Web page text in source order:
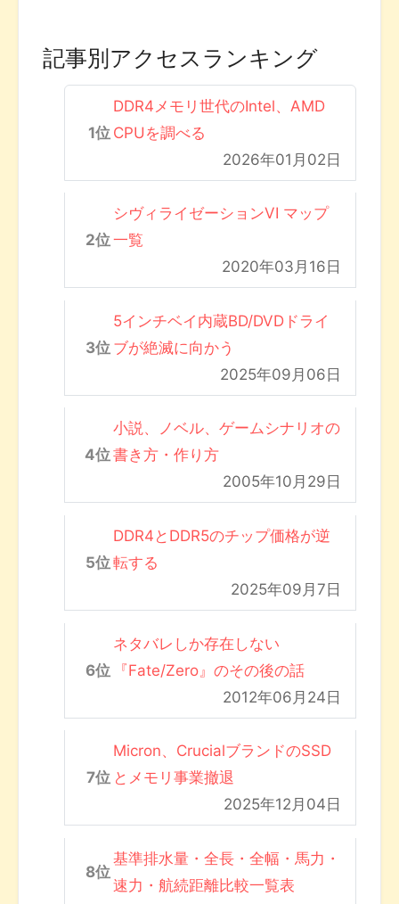
記事別アクセスランキング
DDR4メモリ世代のIntel、AMD
CPUを調べる
2026年01月02日
シヴィライゼーションVI マップ
一覧
2020年03月16日
5インチベイ内蔵BD/DVDドライ
ブが絶滅に向かう
2025年09月06日
小説、ノベル、ゲームシナリオの
書き方・作り方
2005年10月29日
DDR4とDDR5のチップ価格が逆
転する
2025年09月7日
ネタバレしか存在しない
『Fate/Zero』のその後の話
2012年06月24日
Micron、CrucialブランドのSSD
とメモリ事業撤退
2025年12月04日
基準排水量・全長・全幅・馬力・
速力・航続距離比較一覧表